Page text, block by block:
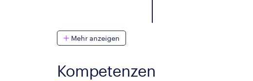
Mehr anzeigen
Kompetenzen